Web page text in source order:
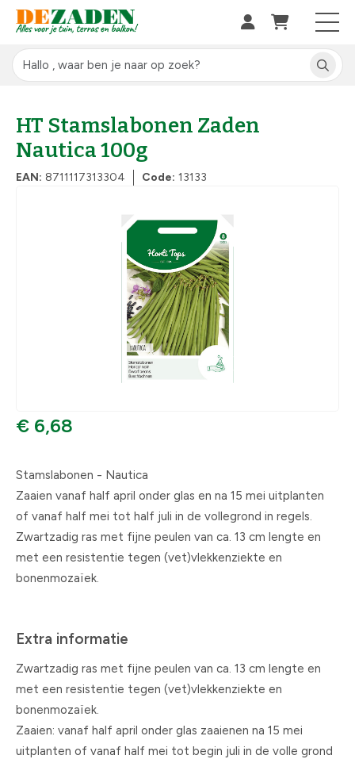
HT Stamslabonen Zaden
Nautica 100g
EAN: 8711117313304 Code: 13133
€ 6,68
Stamslabonen - Nautica
Zaaien vanaf half april onder glas en na 15 mei uitplanten
of vanaf half mei tot half juli in de vollegrond in regels.
Zwartzadig ras met fijne peulen van ca. 13 cm lengte en
met een resistentie tegen (vet)vlekkenziekte en
bonenmozaïek.
Extra informatie
Zwartzadig ras met fijne peulen van ca. 13 cm lengte en
met een resistentie tegen (vet)vlekkenziekte en
bonenmozaïek.
Zaaien: vanaf half april onder glas zaaienen na 15 mei
uitplanten of vanaf half mei tot begin juli in de volle grond